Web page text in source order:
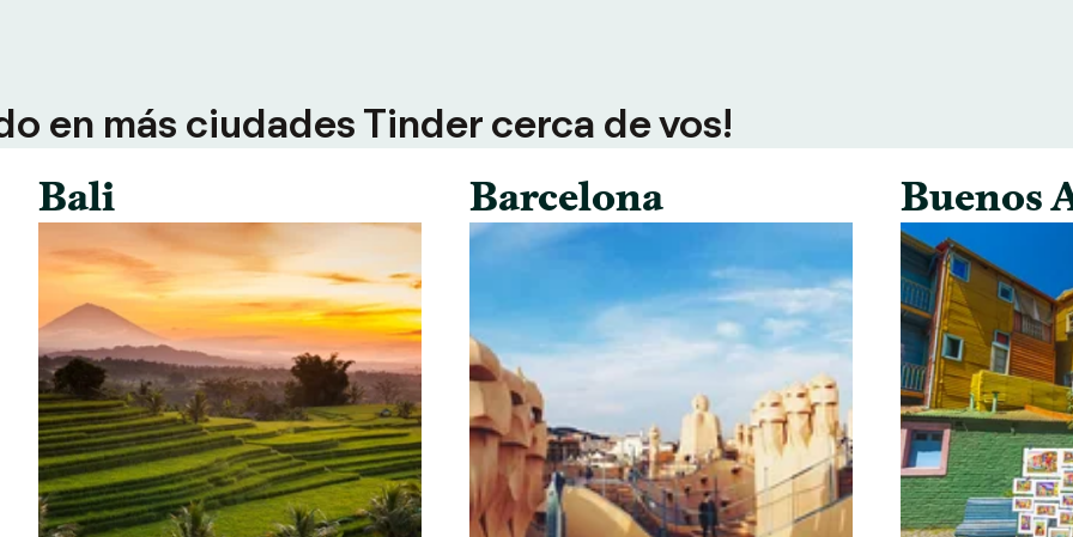
en más ciudades Tinder cerca de vos!
Bali
Barcelona Buenos